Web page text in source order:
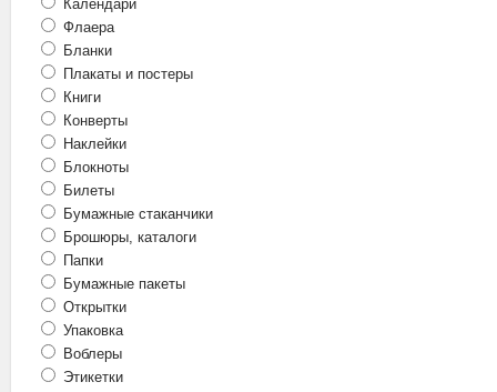
Календари
Флаера
Бланки
Плакаты и постеры
Книги
Конверты
Наклейки
Блокноты
Билеты
Бумажные стаканчики
Брошюры, каталоги
Папки
Бумажные пакеты
Открытки
Упаковка
Воблеры
Этикетки